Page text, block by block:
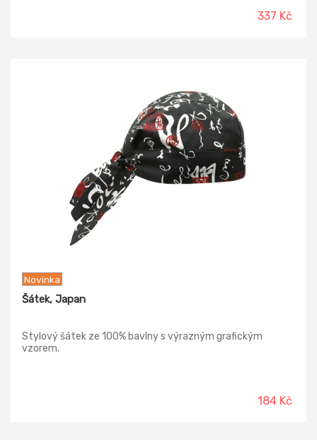
337 Kč
Novinka
Šátek, Japan
Stylový šátek ze 100% bavlny s výrazným grafickým
vzorem.
184 Kč